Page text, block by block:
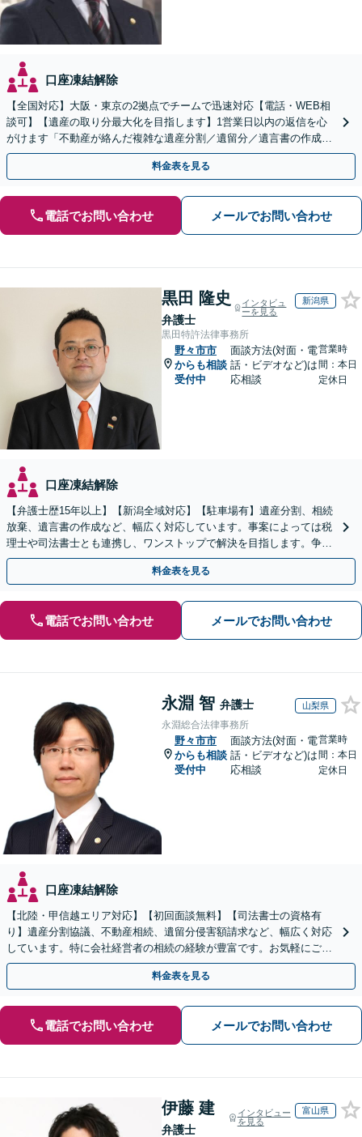
口座凍結解除
【全国対応】大阪・東京の2拠点でチームで迅速対応【電話・WEB相
談可】【遺産の取り分最大化を目指します】1営業日以内の返信を心
がけます「不動産が絡んだ複雑な遺産分割／遺留分／遺言書の作成・
執行／事業承継など、お任せください」【休日相談あり】
料金表を見る
電話でお問い合わせ メールでお問い合わせ
黒田 隆史
弁護士
インタビュ
ーを見る
新潟県
黒田特許法律事務所
野々市市
からも相談
受付中
面談方法(対面・電
話・ビデオなど)は
応相談
営業時
間：本日
定休日
口座凍結解除
【弁護士歴15年以上】【新潟全域対応】【駐車場有】遺産分割、相続
放棄、遺言書の作成など、幅広く対応しています。事案によっては税
理士や司法書士とも連携し、ワンストップで解決を目指します。争い
を防ぐためにもぜひご相談ください。【分割払い可】
料金表を見る
電話でお問い合わせ メールでお問い合わせ
永淵 智 弁護士 山梨県
永淵総合法律事務所
野々市市
からも相談
受付中
面談方法(対面・電
話・ビデオなど)は
応相談
営業時
間：本日
定休日
口座凍結解除
【北陸・甲信越エリア対応】【初回面談無料】【司法書士の資格有
り】遺産分割協議、不動産相続、遺留分侵害額請求など、幅広く対応
しています。特に会社経営者の相続の経験が豊富です。お気軽にご相
談ください。【休日・夜間面談可】【オンライン面談可】
料金表を見る
電話でお問い合わせ メールでお問い合わせ
伊藤 建
弁護士
インタビュー
を見る
富山県